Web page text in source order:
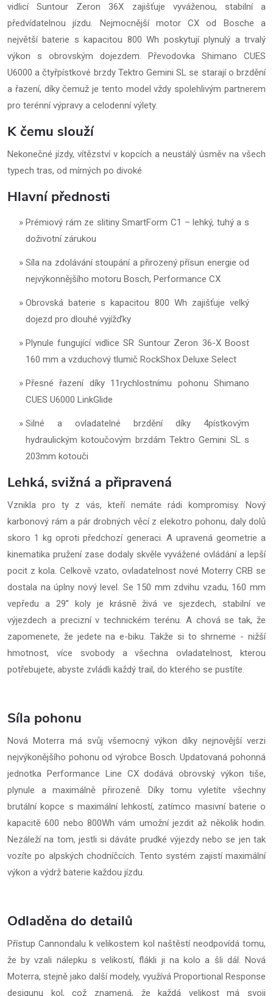
vidlicí Suntour Zeron 36X zajišťuje vyváženou, stabilní a
předvídatelnou jízdu. Nejmocnější motor CX od Bosche a
největší baterie s kapacitou 800 Wh poskytují plynulý a trvalý
výkon s obrovským dojezdem. Převodovka Shimano CUES
U6000 a čtyřpístkové brzdy Tektro Gemini SL se starají o brzdění
a řazení, díky čemuž je tento model vždy spolehlivým partnerem
pro terénní výpravy a celodenní výlety.
K čemu slouží
Nekonečné jízdy, vítězství v kopcích a neustálý úsměv na všech
typech tras, od mírných po divoké
Hlavní přednosti
Prémiový rám ze slitiny SmartForm C1 – lehký, tuhý a s
doživotní zárukou
Síla na zdolávání stoupání a přirozený přísun energie od
nejvýkonnějšího motoru Bosch, Performance CX
Obrovská baterie s kapacitou 800 Wh zajišťuje velký
dojezd pro dlouhé vyjížďky
Plynule fungující vidlice SR Suntour Zeron 36-X Boost
160 mm a vzduchový tlumič RockShox Deluxe Select
Přesné řazení díky 11rychlostnímu pohonu Shimano
CUES U6000 LinkGlide
Silné a ovladatelné brzdění díky 4pístkovým
hydraulickým kotoučovým brzdám Tektro Gemini SL s
203mm kotouči
Lehká, svižná a připravená
Vznikla pro ty z vás, kteří nemáte rádi kompromisy. Nový
karbonový rám a pár drobných věcí z elekotro pohonu, daly dolů
skoro 1 kg oproti předchozí generaci. A upravená geometrie a
kinematika pružení zase dodaly skvěle vyvážené ovládání a lepší
pocit z kola. Celkově vzato, ovladatelnost nové Moterry CRB se
dostala na úplny nový level. Se 150 mm zdvihu vzadu, 160 mm
vepředu a 29” koly je krásně živá ve sjezdech, stabilní ve
výjezdech a precizní v technickém terénu. A chová se tak, že
zapomenete, že jedete na e-biku. Takže si to shrneme - nižší
hmotnost, více svobody a všechna ovladatelnost, kterou
potřebujete, abyste zvládli každý trail, do kterého se pustíte.
Síla pohonu
Nová Moterra má svůj všemocný výkon díky nejnovější verzi
nejvýkonějšího pohonu od výrobce Bosch. Updatovaná pohonná
jednotka Performance Line CX dodává obrovský výkon tiše,
plynule a maximálně přirozeně. Díky tomu vyletíte všechny
brutální kopce s maximální lehkostí, zatímco masivní baterie o
kapacitě 600 nebo 800Wh vám umožní jezdit až několik hodin.
Nezáleží na tom, jestli si dáváte prudké výjezdy nebo se jen tak
vozíte po alpských chodníčcích. Tento systém zajistí maximální
výkon a výdrž baterie každou jízdu.
Odladěna do detailů
Přístup Cannondalu k velikostem kol naštěstí neodpovídá tomu,
že by vzali nálepku s velikostí, flákli ji na kolo a šli dál. Nová
Moterra, stejně jako další modely, využívá Proportional Response
desigunu kol, což znamená, že každá velikost má svoji